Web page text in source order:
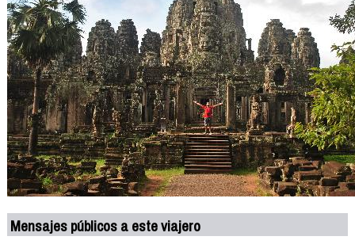
Mensajes públicos a este viajero